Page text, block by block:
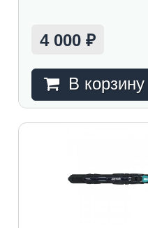
4 000 ₽
В корзину